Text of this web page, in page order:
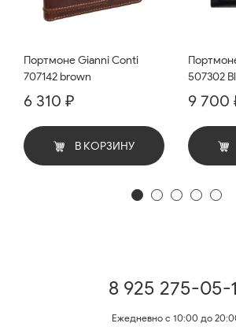
Портмоне Gianni Conti
707142 brown
6 310 ₽
В КОРЗИНУ
507302
9 700
8 925 275-05-
Ежедневно с 10:00 до